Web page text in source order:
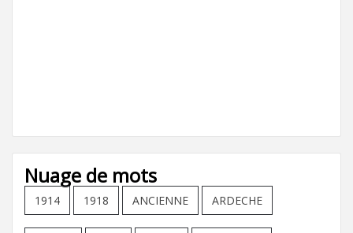
Nuage de mots
1914 1918 ANCIENNE ARDECHE